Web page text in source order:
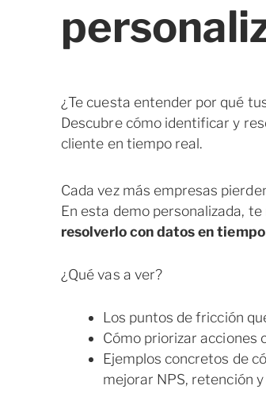
¿Te cuesta entender por qué
Descubre cómo identificar y
cliente en tiempo real.
Cada vez más empresas
En esta demo personalizada,
resolverlo con datos en
¿Qué vas a ver?
Los puntos de fricción
Cómo priorizar acciones
Ejemplos concretos de
mejorar NPS, retención